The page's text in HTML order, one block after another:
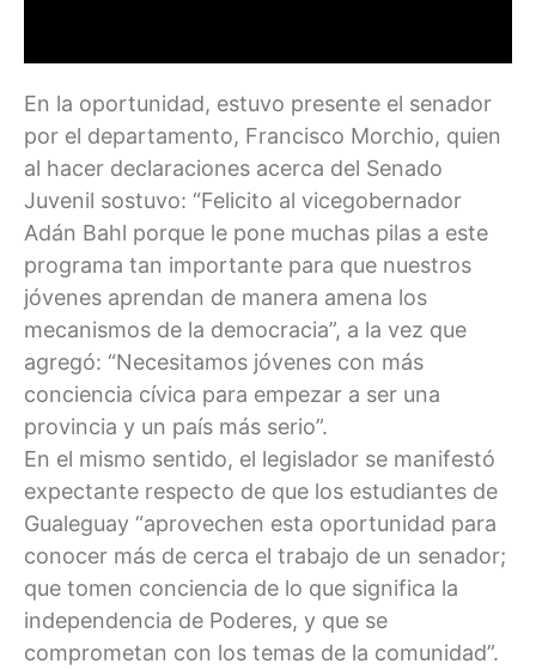
En la oportunidad, estuvo presente el senador
por el departamento, Francisco Morchio, quien
al hacer declaraciones acerca del Senado
Juvenil sostuvo: “Felicito al vicegobernador
Adán Bahl porque le pone muchas pilas a este
programa tan importante para que nuestros
jóvenes aprendan de manera amena los
mecanismos de la democracia”, a la vez que
agregó: “Necesitamos jóvenes con más
conciencia cívica para empezar a ser una
provincia y un país más serio”.
En el mismo sentido, el legislador se manifestó
expectante respecto de que los estudiantes de
Gualeguay “aprovechen esta oportunidad para
conocer más de cerca el trabajo de un senador;
que tomen conciencia de lo que significa la
independencia de Poderes, y que se
comprometan con los temas de la comunidad”.